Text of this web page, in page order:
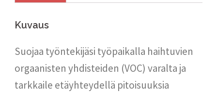
Kuvaus
Suojaa työntekijäsi työpaikalla haihtuvien
orgaanisten yhdisteiden (VOC) varalta ja
tarkkaile etäyhteydellä pitoisuuksia